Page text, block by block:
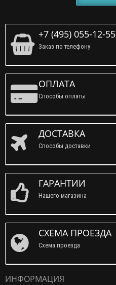
+7 (495) 055-12-55
Заказ по телефону
ОПЛАТА
Способы оплаты
ДОСТАВКА
Способы доставки
ГАРАНТИИ
Нашего магазина
СХЕМА ПРОЕЗДА
Схема проезда
ИНФОРМАЦИЯ